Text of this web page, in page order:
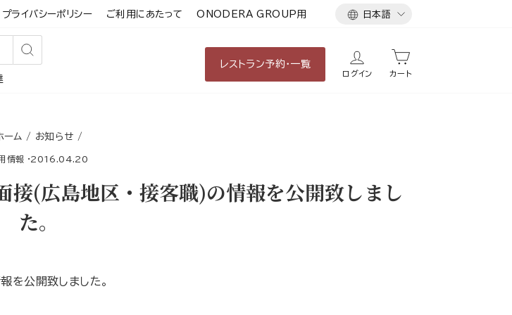
プライバシーポリシー ご利用にあたって ONODERA GROUP用
言
日本語
検
レストラン予約・一覧
ログイン カート
ーム / お知らせ /
情報 ·2016.04.20
(広島地区・接客職)の情報を公開致しまし
た。
公開致しました。